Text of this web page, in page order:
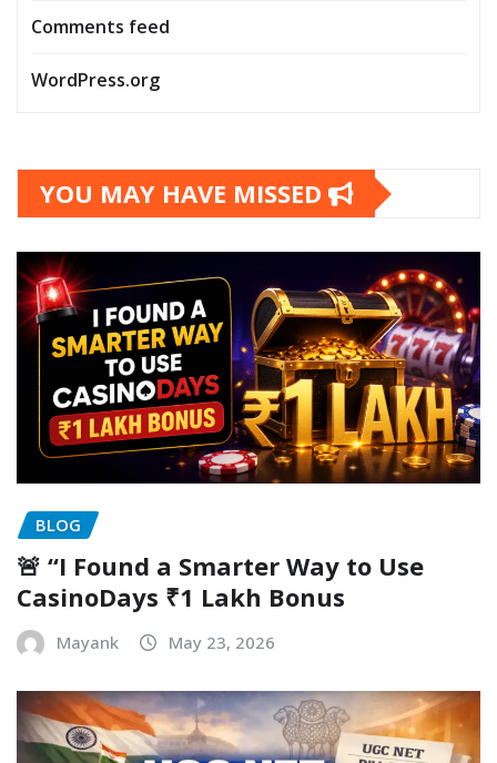
Comments feed
WordPress.org
YOU MAY HAVE MISSED
BLOG
🚨 “I Found a Smarter Way to Use
CasinoDays ₹1 Lakh Bonus
Mayank May 23, 2026